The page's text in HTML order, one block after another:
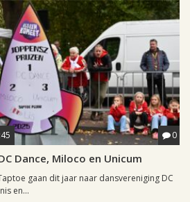
0
Dance, Miloco en Unicum
gaan dit jaar naar dansvereniging DC
en...